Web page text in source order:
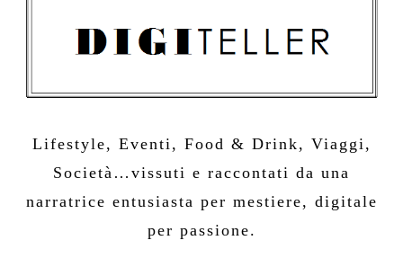
Lifestyle, Eventi, Food & Drink, Viaggi,
Società…vissuti e raccontati da una
narratrice entusiasta per mestiere, digitale
per passione.